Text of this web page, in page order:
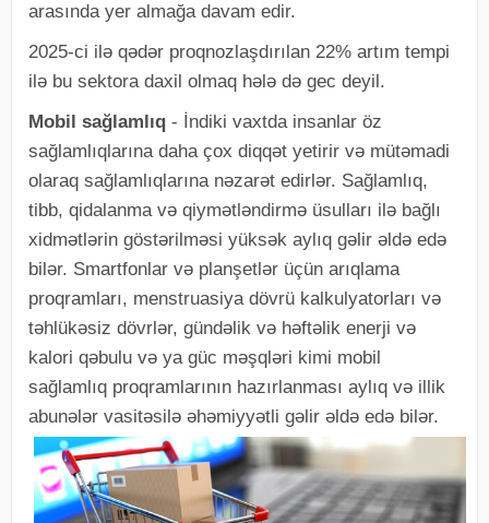
arasında yer almağa davam edir.
2025-ci ilə qədər proqnozlaşdırılan 22% artım tempi
ilə bu sektora daxil olmaq hələ də gec deyil.
Mobil sağlamlıq - İndiki vaxtda insanlar öz
sağlamlıqlarına daha çox diqqət yetirir və mütəmadi
olaraq sağlamlıqlarına nəzarət edirlər. Sağlamlıq,
tibb, qidalanma və qiymətləndirmə üsulları ilə bağlı
xidmətlərin göstərilməsi yüksək aylıq gəlir əldə edə
bilər. Smartfonlar və planşetlər üçün arıqlama
proqramları, menstruasiya dövrü kalkulyatorları və
təhlükəsiz dövrlər, gündəlik və həftəlik enerji və
kalori qəbulu və ya güc məşqləri kimi mobil
sağlamlıq proqramlarının hazırlanması aylıq və illik
abunələr vasitəsilə əhəmiyyətli gəlir əldə edə bilər.